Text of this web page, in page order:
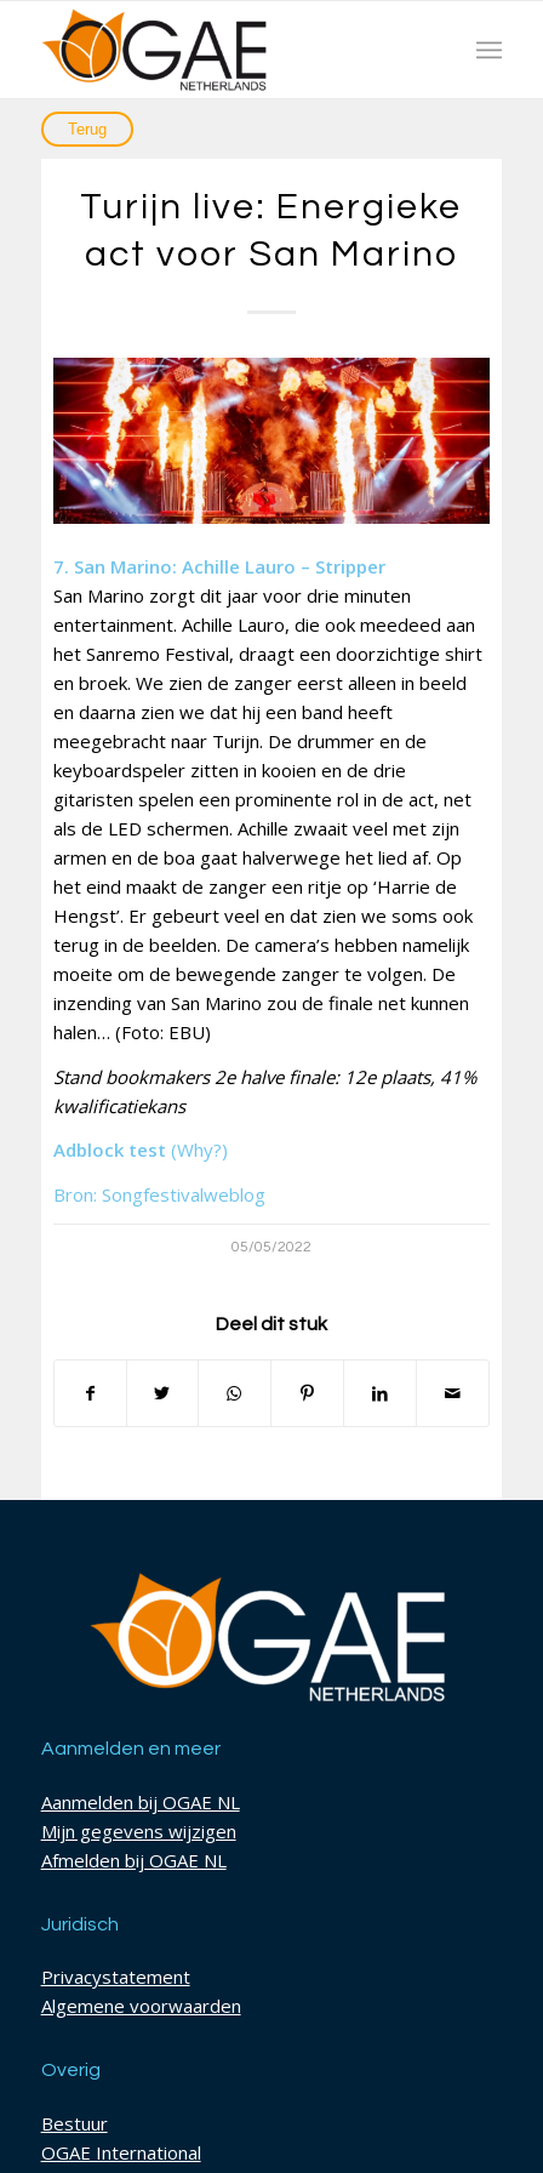
Turijn live: Energieke
act voor San Marino
7. San Marino: Achille Lauro – Stripper
San Marino zorgt dit jaar voor drie minuten
entertainment. Achille Lauro, die ook meedeed aan
het Sanremo Festival, draagt een doorzichtige shirt
en broek. We zien de zanger eerst alleen in beeld
en daarna zien we dat hij een band heeft
meegebracht naar Turijn. De drummer en de
keyboardspeler zitten in kooien en de drie
gitaristen spelen een prominente rol in de act, net
als de LED schermen. Achille zwaait veel met zijn
armen en de boa gaat halverwege het lied af. Op
het eind maakt de zanger een ritje op ‘Harrie de
Hengst’. Er gebeurt veel en dat zien we soms ook
terug in de beelden. De camera’s hebben namelijk
moeite om de bewegende zanger te volgen. De
inzending van San Marino zou de finale net kunnen
halen… (Foto: EBU)
Stand bookmakers 2e halve finale: 12e plaats, 41%
kwalificatiekans
Adblock test (Why?)
Bron: Songfestivalweblog
05/05/2022
Deel dit stuk
Aanmelden en meer
Aanmelden bij OGAE NL
Mijn gegevens wijzigen
Afmelden bij OGAE NL
Juridisch
Privacystatement
Algemene voorwaarden
Overig
Bestuur
OGAE International